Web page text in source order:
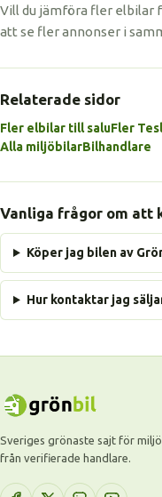
Vill du jämföra fler elbilar
att se fler annonser i
Relaterade sidor
Fler elbilar till saluFler
Alla miljöbilarBilhandlare
Vanliga frågor om att
Köper jag bilen av
Hur kontaktar jag
Sveriges grönaste sajt för
från verifierade handlare.